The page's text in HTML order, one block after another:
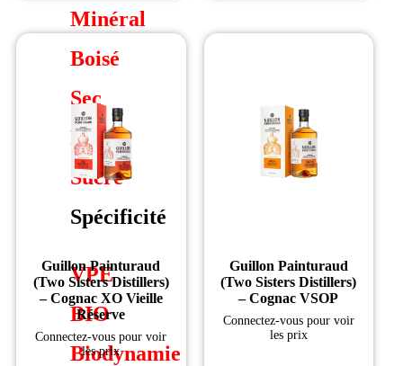
Minéral
Boisé
Sec
Floral
Sucré
Spécificité
VPE
BIO
Biodynamie
Guillon Painturaud
(Two Sisters Distillers)
– Cognac XO Vieille
Réserve
Connectez-vous pour voir
les prix
Guillon Painturaud
(Two Sisters Distillers)
– Cognac VSOP
Connectez-vous pour voir
les prix